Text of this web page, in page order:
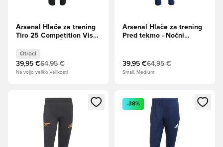
Arsenal Hlače za trening
Tiro 25 Competition Vis
Otroci
39,95 €64,95 €
Na voljo veliko velikosti
Arsenal Hlače za trening
Pred tekmo - Nočni
39,95 €64,95 €
Small, Medium
Odpre Modal za prijavo ali vpis kot članOdpre Modal za prijavo ali
-38%